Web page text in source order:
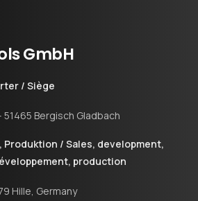
GmbH
/ Siège
Bergisch Gladbach
Produktion / Sales, development,
production
Hille, Germany